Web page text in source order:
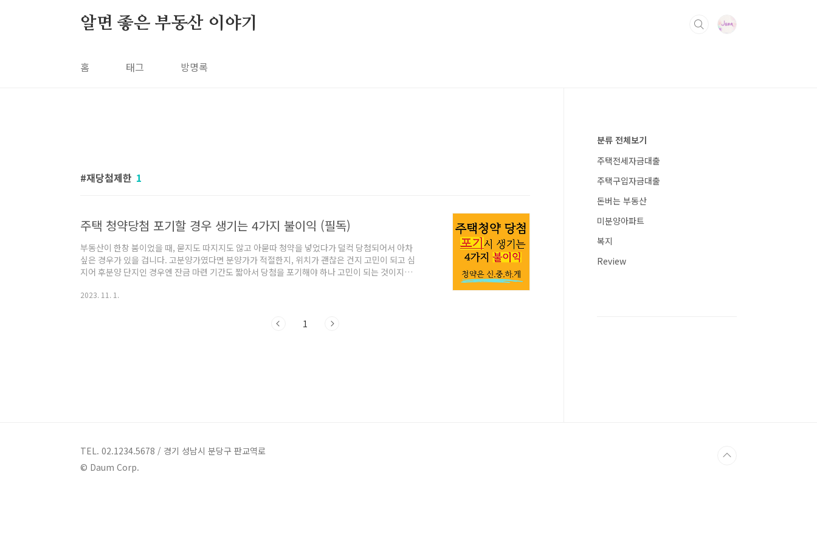
알면 좋은 부동산 이야기
홈 태그 방명록
재당첨제한 1
주택 청약당첨 포기할 경우 생기는 4가지 불이익 (필독)
부동산이 한창 붐이었을 때, 묻지도 따지지도 않고 아묻따 청약을 넣었다가 덜컥 당첨되어서 아차
싶은 경우가 있을 겁니다. 고분양가였다면 분양가가 적절한지, 위치가 괜찮은 건지 고민이 되고 심
지어 후분양 단지인 경우엔 잔금 마련 기간도 짧아서 당첨을 포기해야 하나 고민이 되는 것이지요.
니다. 예를 들어 요즘 서울에서는 쉽게 볼 수 있는 분양가 10억이라고 보면, 단순 계산해도 주택담
으로 들어가는 셈이지요. 금리가 낮기라도 하면 버텨볼텐데 금리는 계속 떨어질 생각을 하지 않고
2023. 11. 1.
1
분류 전체보기
주택전세자금대출
주택구입자금대출
돈버는 부동산
미분양아파트
복지
Review
TEL. 02.1234.5678 / 경기 성남시 분당구 판교역로
© Daum Corp.